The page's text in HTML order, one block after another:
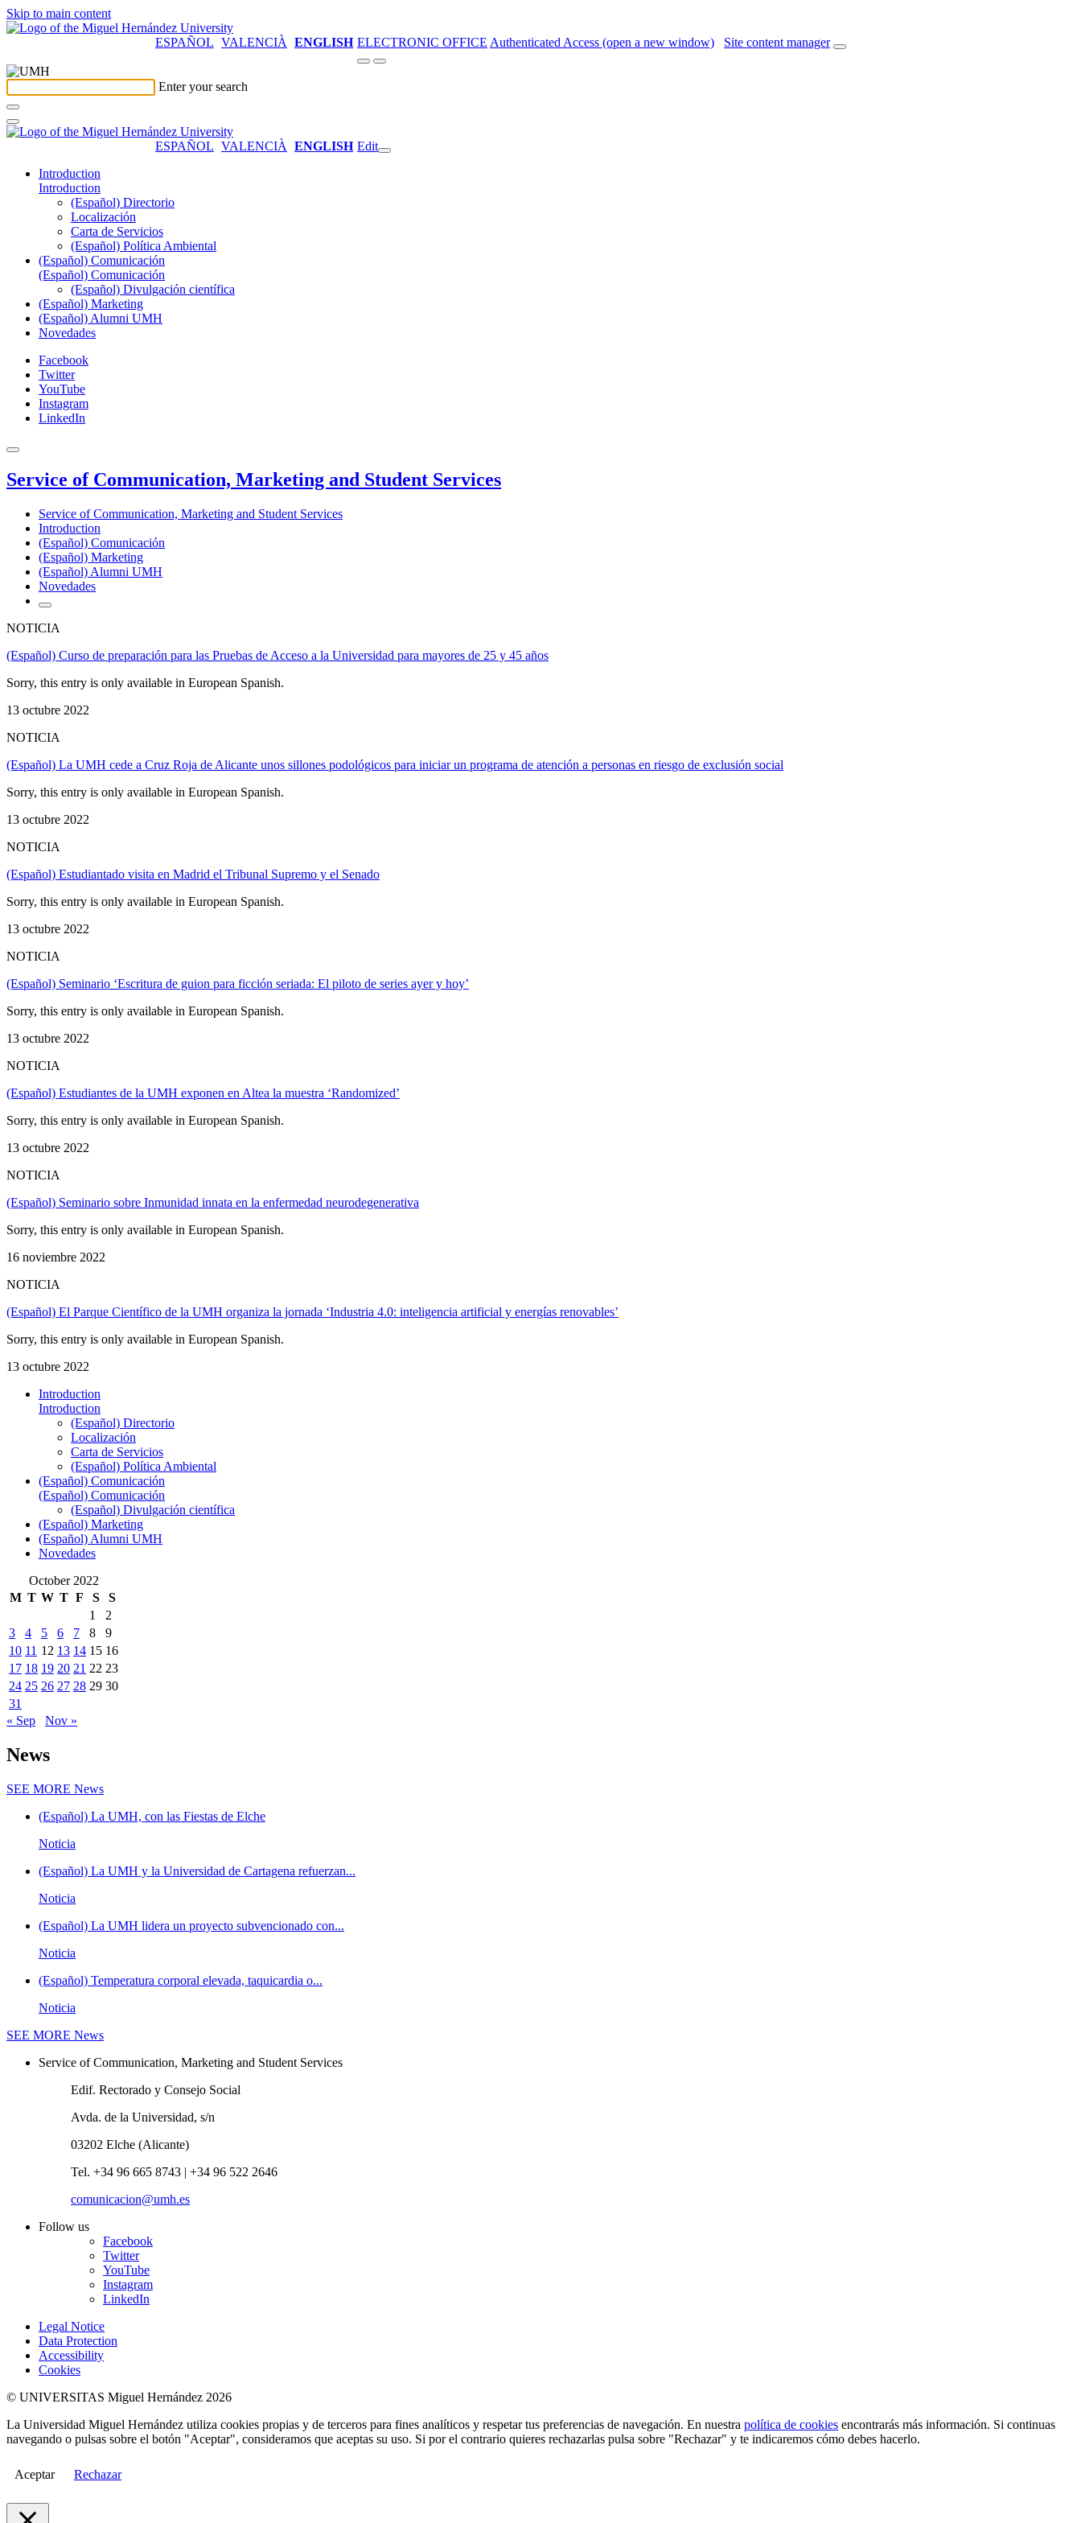
Skip to main content
ESPAÑOL VALENCIÀ ENGLISH ELECTRONIC OFFICE Authenticated Access (open a new window) Site content manager
Enter your search
ESPAÑOL VALENCIÀ ENGLISH Edit
Introduction
Introduction
(Español) Directorio
Localización
Carta de Servicios
(Español) Política Ambiental
(Español) Comunicación
(Español) Comunicación
(Español) Divulgación científica
(Español) Marketing
(Español) Alumni UMH
Novedades
Facebook
Twitter
YouTube
Instagram
LinkedIn
Service of Communication, Marketing and Student Services
Service of Communication, Marketing and Student Services
Introduction
(Español) Comunicación
(Español) Marketing
(Español) Alumni UMH
Novedades
NOTICIA
(Español) Curso de preparación para las Pruebas de Acceso a la Universidad para mayores de 25 y 45 años
Sorry, this entry is only available in European Spanish.
13 octubre 2022
NOTICIA
(Español) La UMH cede a Cruz Roja de Alicante unos sillones podológicos para iniciar un programa de atención a personas en riesgo de exclusión social
Sorry, this entry is only available in European Spanish.
13 octubre 2022
NOTICIA
(Español) Estudiantado visita en Madrid el Tribunal Supremo y el Senado
Sorry, this entry is only available in European Spanish.
13 octubre 2022
NOTICIA
(Español) Seminario ‘Escritura de guion para ficción seriada: El piloto de series ayer y hoy’
Sorry, this entry is only available in European Spanish.
13 octubre 2022
NOTICIA
(Español) Estudiantes de la UMH exponen en Altea la muestra ‘Randomized’
Sorry, this entry is only available in European Spanish.
13 octubre 2022
NOTICIA
(Español) Seminario sobre Inmunidad innata en la enfermedad neurodegenerativa
Sorry, this entry is only available in European Spanish.
16 noviembre 2022
NOTICIA
(Español) El Parque Científico de la UMH organiza la jornada ‘Industria 4.0: inteligencia artificial y energías renovables’
Sorry, this entry is only available in European Spanish.
13 octubre 2022
Introduction
Introduction
(Español) Directorio
Localización
Carta de Servicios
(Español) Política Ambiental
(Español) Comunicación
(Español) Comunicación
(Español) Divulgación científica
(Español) Marketing
(Español) Alumni UMH
Novedades
October 2022
M T W T F S
S
1
2
3
4 5 6 7 8
9
10 11 12 13 14 15 16
17 18 19 20 21 22 23
24 25 26 27 28 29 30
31
« Sep
Nov »
News
SEE MORE News
(Español) La UMH, con las Fiestas de Elche
Noticia
(Español) La UMH y la Universidad de Cartagena refuerzan...
Noticia
(Español) La UMH lidera un proyecto subvencionado con...
Noticia
(Español) Temperatura corporal elevada, taquicardia o...
Noticia
SEE MORE News
Service of Communication, Marketing and Student Services
Edif. Rectorado y Consejo Social
Avda. de la Universidad, s/n
03202 Elche (Alicante)
Tel. +34 96 665 8743 | +34 96 522 2646
comunicacion@umh.es
Follow us
Facebook
Twitter
YouTube
Instagram
LinkedIn
Legal Notice
Data Protection
Accessibility
Cookies
© UNIVERSITAS Miguel Hernández 2026
La Universidad Miguel Hernández utiliza cookies propias y de terceros para fines analíticos y respetar tus preferencias de navegación. En nuestra política de cookies encontrarás más información. Si continuas
navegando o pulsas sobre el botón "Aceptar", consideramos que aceptas su uso. Si por el contrario quieres rechazarlas pulsa sobre "Rechazar" y te indicaremos cómo debes hacerlo.
Aceptar Rechazar